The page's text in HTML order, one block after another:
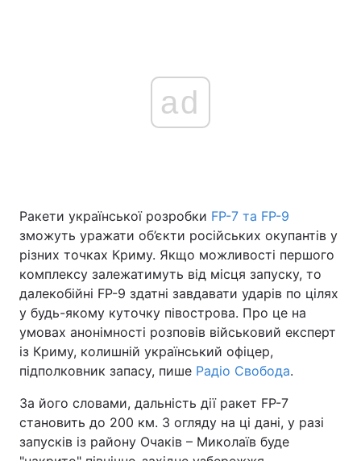
ad
Ракети української розробки FP-7 та FP-9
зможуть уражати об’єкти російських окупантів у
різних точках Криму. Якщо можливості першого
комплексу залежатимуть від місця запуску, то
далекобійні FP-9 здатні завдавати ударів по цілях
у будь-якому куточку півострова. Про це на
умовах анонімності розповів військовий експерт
із Криму, колишній український офіцер,
підполковник запасу, пише Радіо Свобода.
За його словами, дальність дії ракет FP-7
становить до 200 км. З огляду на ці дані, у разі
запусків із району Очаків – Миколаїв буде